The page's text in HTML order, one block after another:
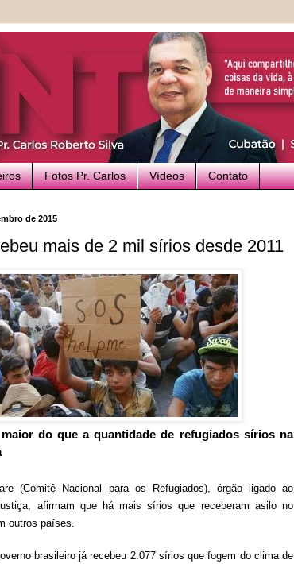
Fotos Pr. Carlos Vídeos Contato
de 2015
mais de 2 mil sírios desde 2011
do que a quantidade de refugiados sírios na
(Comitê Nacional para os Refugiados), órgão ligado ao
afirmam que há mais sírios que receberam asilo no
outros países.
brasileiro já recebeu 2.077 sírios que fogem do clima de